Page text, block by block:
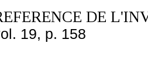
DE
19, p. 158